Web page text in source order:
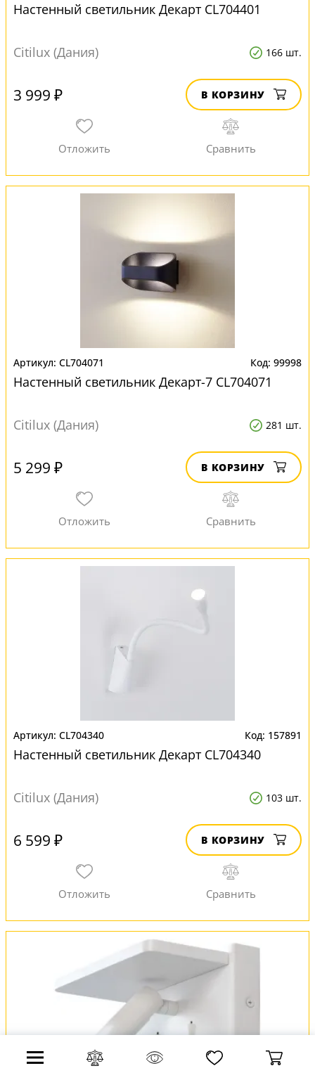
Настенный светильник Декарт CL704401
Citilux (Дания) 166 шт.
3 999 ₽ В КОРЗИНУ
CL704071 99998
Настенный светильник Декарт-7 CL704071
Citilux (Дания) 281 шт.
5 299 ₽ В КОРЗИНУ
CL704340 157891
Настенный светильник Декарт CL704340
Citilux (Дания) 103 шт.
6 599 ₽ В КОРЗИНУ